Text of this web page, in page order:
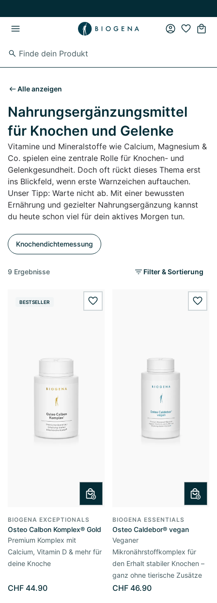
Alle anzeigen
Nahrungsergänzungsmittel
für Knochen und Gelenke
Vitamine und Mineralstoffe wie Calcium, Magnesium &
Co. spielen eine zentrale Rolle für Knochen- und
Gelenkgesundheit. Doch oft rückt dieses Thema erst
ins Blickfeld, wenn erste Warnzeichen auftauchen.
Unser Tipp: Warte nicht ab. Mit einer bewussten
Ernährung und gezielter Nahrungsergänzung kannst
du heute schon viel für dein aktives Morgen tun.
Knochendichtemessung
9 Ergebnisse Filter & Sortierung
BESTSELLER wishlist.add
BIOGENA EXCEPTIONALS
Osteo Calbon Komplex® Gold
Premium Komplex mit
Calcium, Vitamin D & mehr für
deine Knoche
CHF 44.90
BIOGENA ESSENTIALS
Osteo Caldebor® vegan
Veganer
Mikronährstoffkomplex für
den Erhalt stabiler Knochen –
ganz ohne tierische Zusätze
CHF 46.90